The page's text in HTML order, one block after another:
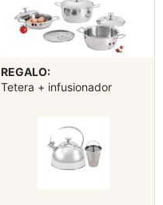
REGALO:
Tetera + infusionador